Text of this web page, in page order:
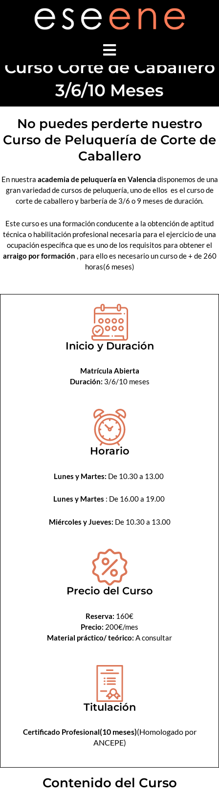
Curso Corte de Caballero
3/6/10 Meses
No puedes perderte nuestro
Curso de Peluquería de Corte de
Caballero
En nuestra academia de peluquería en Valencia disponemos de una
gran variedad de cursos de peluquería, uno de ellos es el curso de
corte de caballero y barbería de 3/6 o 9 meses de duración.
Este curso es una formación conducente a la obtención de aptitud
técnica o habilitación profesional necesaria para el ejercicio de una
ocupación específica que es uno de los requisitos para obtener el
arraigo por formación , para ello es necesario un curso de + de 260
horas(6 meses)
Inicio y Duración
Matrícula Abierta
Duración: 3/6/10 meses
Horario
Lunes y Martes: De 10.30 a 13.00
Lunes y Martes : De 16.00 a 19.00
Miércoles y Jueves: De 10.30 a 13.00
Precio del Curso
Reserva: 160€
Precio: 200€/mes
Material práctico/ teórico: A consultar
Titulación
Certificado Profesional(10 meses)(Homologado por
ANCEPE)
Contenido del Curso